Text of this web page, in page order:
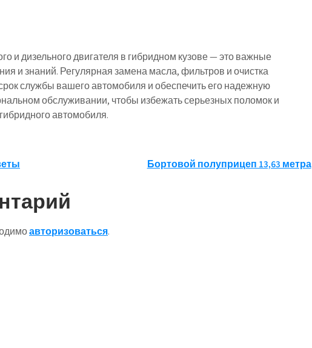
и дизельного двигателя в гибридном кузове — это важные
и знаний. Регулярная замена масла, фильтров и очистка
службы вашего автомобиля и обеспечить его надежную
обслуживании, чтобы избежать серьезных поломок и
автомобиля.
Бортовой полуприцеп 13,63 метра
авторизоваться.